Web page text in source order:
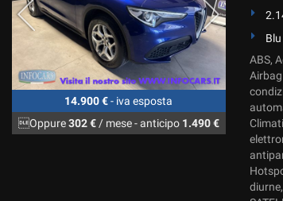
14.900 €- iva esposta
Oppure302 €/ mese-anticipo 1.490 €
ABS,